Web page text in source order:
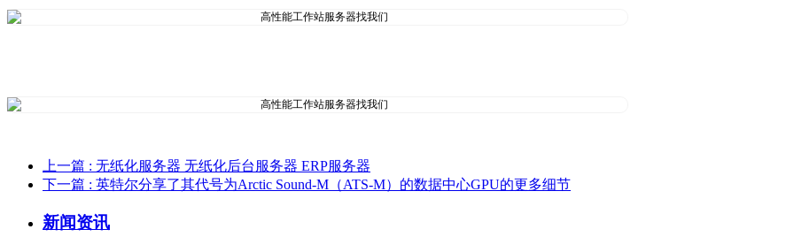
上一篇 : 无纸化服务器 无纸化后台服务器 ERP服务器
下一篇 : 英特尔分享了其代号为Arctic Sound-M（ATS-M）的数据中心GPU的更多细节
新闻资讯